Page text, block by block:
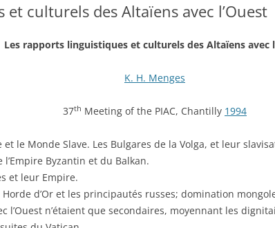
culturels des Altaïens avec l’Ouest
Les rapports linguistiques et culturels des Altaïens avec
K. H. Menges
37th Meeting of the PIAC, Chantilly 1994
le Monde Slave. Les Bulgares de la Volga, et leur
Byzantin et du Balkan.
et leur Empire.
d’Or et les principautés russes; domination
l’Ouest n’étaient que secondaires, moyennant les